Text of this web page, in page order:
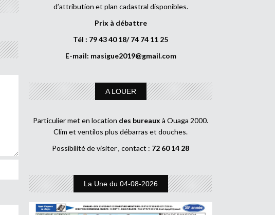
d’attribution et plan cadastral disponibles.
Prix à débattre
Tél : 79 43 40 18/ 74 74 11 25
E-mail: masigue2019@gmail.com
A LOUER
Particulier met en location des bureaux à Ouaga 2000.
Clim et ventilos plus débarras et douches.
Possibilité de visiter , contact : 72 60 14 28
La Une du 04-08-2026